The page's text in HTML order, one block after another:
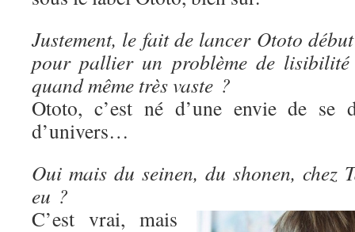
Justement, le fait de lancer Ototo
pour pallier un problème de
quand même très vaste ?
Ototo, c’est né d’une envie de se
d’univers…
Oui mais du seinen, du shonen,
eu ?
C’est vrai, mais